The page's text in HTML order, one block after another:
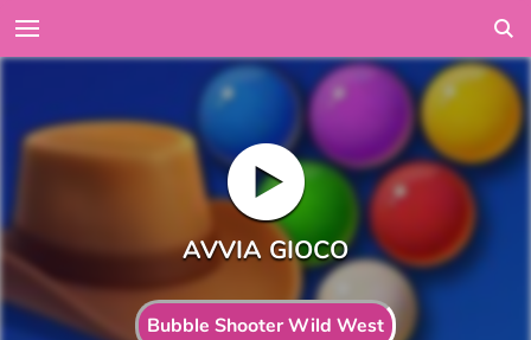
Bubble Shooter Wild West